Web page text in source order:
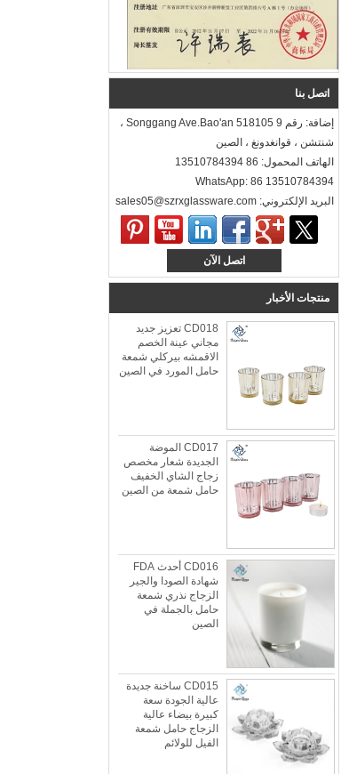
اتصل بنا
إضافة: رقم 9 Songgang Ave.Bao'an 518105 ،
شنتشن ، قوانغدونغ ، الصين
الهاتف المحمول: 86 13510784394
WhatsApp: 86 13510784394
البريد الإلكتروني: sales05@szrxglassware.com‍
اتصل الآن
منتجات الأخبار
CD018 تعزيز جديد
مجاني عينة الخصم
الاقمشه بيركلي شمعة
حامل المورد في الصين
CD017 الموضة
الجديدة شعار مخصص
زجاج الشاي الخفيف
حامل شمعة من الصين
CD016 أحدث FDA
شهادة الصودا والجير
الزجاج نذري شمعة
حامل بالجملة في
الصين
CD015 ساخنة جديدة
عالية الجودة سعة
كبيرة بيضاء عالية
الزجاج حامل شمعة
الفيل للولائم
الزجاج الجليدي عكسها المزدوج الحجم شمعة
حامل المورد والمصنعين
الجليدية الزجاج عكسها المزدوج حجم شمعة حامل
السعر: MSCLASS_TEMP_HTMLnbsp;35.00
الأنهار الجليدية نمط العضوية بواسطة L.E. سميث
حوالي 1950s-1970s. لقد شاهدنا هذا النموذج ...
ماذا يمكنك أن تفعل مع بقايا شمعة الشموع؟